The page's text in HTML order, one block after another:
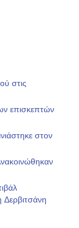
στις
επισκεπτών
στον